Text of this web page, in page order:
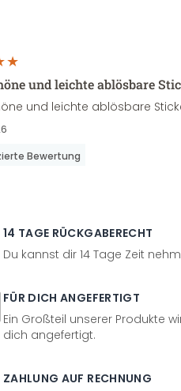
und leichte ablösbare
und leichte ablösbare
Bewertung
14 TAGE RÜCKGABERECHT
Du kannst dir 14 Tage Zeit
FÜR DICH ANGEFERTIGT
Ein Großteil unserer Produkte
dich angefertigt.
ZAHLUNG AUF RECHNUNG